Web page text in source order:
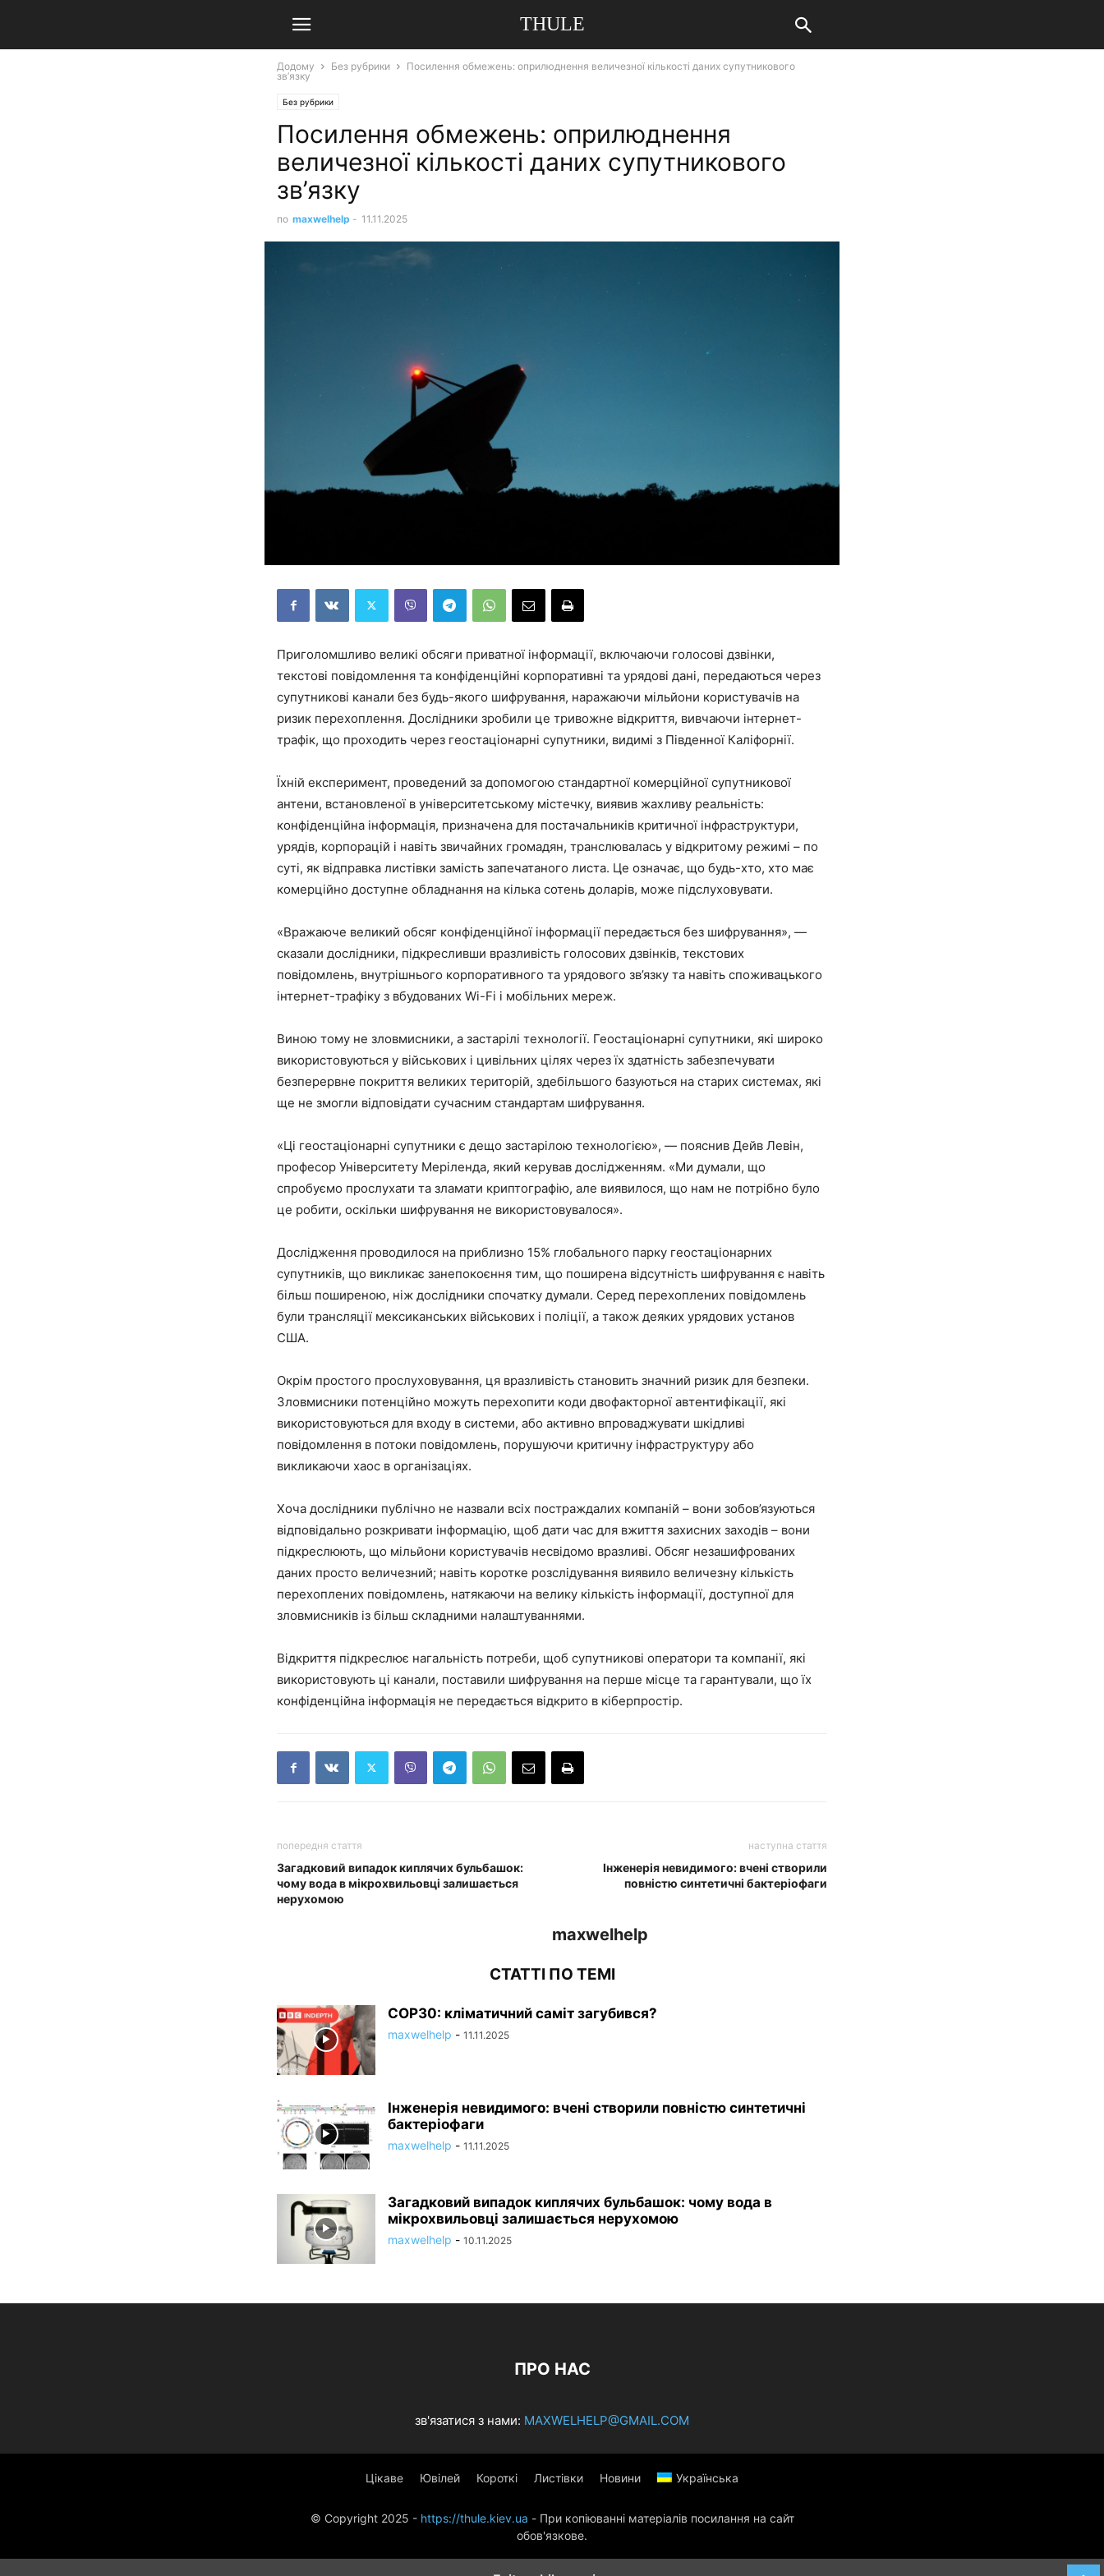
THULE
Додому Без рубрики
Посилення обмежень: оприлюднення величезної кількості даних супутникового
зв’язку
Без рубрики
Посилення обмежень: оприлюднення
величезної кількості даних супутникового
зв’язку
по maxwelhelp - 11.11.2025
Приголомшливо великі обсяги приватної інформації, включаючи голосові дзвінки,
текстові повідомлення та конфіденційні корпоративні та урядові дані, передаються через
супутникові канали без будь-якого шифрування, наражаючи мільйони користувачів на
ризик перехоплення. Дослідники зробили це тривожне відкриття, вивчаючи інтернет-
трафік, що проходить через геостаціонарні супутники, видимі з Південної Каліфорнії.
Їхній експеримент, проведений за допомогою стандартної комерційної супутникової
антени, встановленої в університетському містечку, виявив жахливу реальність:
конфіденційна інформація, призначена для постачальників критичної інфраструктури,
урядів, корпорацій і навіть звичайних громадян, транслювалась у відкритому режимі – по
суті, як відправка листівки замість запечатаного листа. Це означає, що будь-хто, хто має
комерційно доступне обладнання на кілька сотень доларів, може підслуховувати.
«Вражаюче великий обсяг конфіденційної інформації передається без шифрування», —
сказали дослідники, підкресливши вразливість голосових дзвінків, текстових
повідомлень, внутрішнього корпоративного та урядового зв’язку та навіть споживацького
інтернет-трафіку з вбудованих Wi-Fi і мобільних мереж.
Виною тому не зловмисники, а застарілі технології. Геостаціонарні супутники, які широко
використовуються у військових і цивільних цілях через їх здатність забезпечувати
безперервне покриття великих територій, здебільшого базуються на старих системах, які
ще не змогли відповідати сучасним стандартам шифрування.
«Ці геостаціонарні супутники є дещо застарілою технологією», — пояснив Дейв Левін,
професор Університету Меріленда, який керував дослідженням. «Ми думали, що
спробуємо прослухати та зламати криптографію, але виявилося, що нам не потрібно було
це робити, оскільки шифрування не використовувалося».
Дослідження проводилося на приблизно 15% глобального парку геостаціонарних
супутників, що викликає занепокоєння тим, що поширена відсутність шифрування є навіть
більш поширеною, ніж дослідники спочатку думали. Серед перехоплених повідомлень
були трансляції мексиканських військових і поліції, а також деяких урядових установ
США.
Окрім простого прослуховування, ця вразливість становить значний ризик для безпеки.
Зловмисники потенційно можуть перехопити коди двофакторної автентифікації, які
використовуються для входу в системи, або активно впроваджувати шкідливі
повідомлення в потоки повідомлень, порушуючи критичну інфраструктуру або
викликаючи хаос в організаціях.
Хоча дослідники публічно не назвали всіх постраждалих компаній – вони зобов’язуються
відповідально розкривати інформацію, щоб дати час для вжиття захисних заходів – вони
підкреслюють, що мільйони користувачів несвідомо вразливі. Обсяг незашифрованих
даних просто величезний; навіть коротке розслідування виявило величезну кількість
перехоплених повідомлень, натякаючи на велику кількість інформації, доступної для
зловмисників із більш складними налаштуваннями.
Відкриття підкреслює нагальність потреби, щоб супутникові оператори та компанії, які
використовують ці канали, поставили шифрування на перше місце та гарантували, що їх
конфіденційна інформація не передається відкрито в кіберпростір.
попередня стаття
Загадковий випадок киплячих бульбашок:
чому вода в мікрохвильовці залишається
нерухомою
наступна стаття
Інженерія невидимого: вчені створили
повністю синтетичні бактеріофаги
maxwelhelp
СТАТТІ ПО ТЕМІ
COP30: кліматичний саміт загубився?
maxwelhelp - 11.11.2025
Інженерія невидимого: вчені створили повністю синтетичні
бактеріофаги
maxwelhelp - 11.11.2025
Загадковий випадок киплячих бульбашок: чому вода в
мікрохвильовці залишається нерухомою
maxwelhelp - 10.11.2025
ПРО НАС
зв'язатися з нами: MAXWELHELP@GMAIL.COM
Цікаве Ювілей Короткі Листівки Новини Українська
© Copyright 2025 - https://thule.kiev.ua - При копіюванні матеріалів посилання на сайт
обов'язкове.